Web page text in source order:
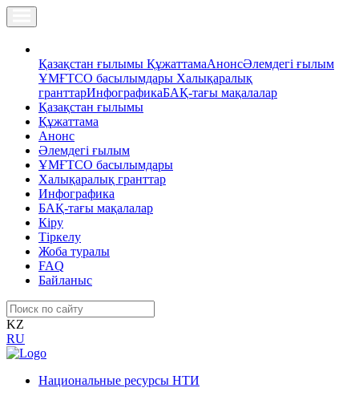
Қазақстан ғылымы ҚұжаттамаАнонсӘлемдегі ғылым
ҰМҒТСО басылымдары Халықаралық
гранттарИнфографикаБАҚ-тағы мақалалар
Қазақстан ғылымы
Құжаттама
Анонс
Әлемдегі ғылым
ҰМҒТСО басылымдары
Халықаралық гранттар
Инфографика
БАҚ-тағы мақалалар
Кіру
Тіркелу
Жоба туралы
FAQ
Байланыс
KZ
RU
Национальные ресурсы НТИ